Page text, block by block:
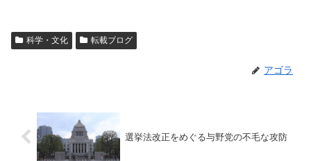
科学・文化 転載ブログ
アゴラ
選挙法改正をめぐる与野党の不毛な攻防